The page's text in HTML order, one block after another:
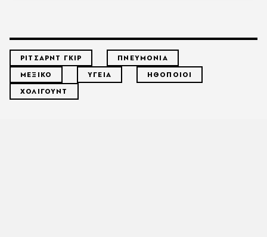
ΡΙΤΣΑΡΝΤ ΓΚΙΡ
ΠΝΕΥΜΟΝΙΑ
ΜΕΞΙΚΟ
ΥΓΕΙΑ
ΗΘΟΠΟΙΟΙ
ΧΟΛΙΓΟΥΝΤ